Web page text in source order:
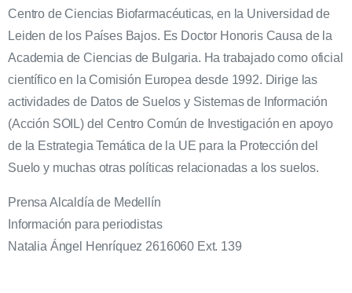
Centro de Ciencias Biofarmacéuticas, en la Universidad de
Leiden de los Países Bajos. Es Doctor Honoris Causa de la
Academia de Ciencias de Bulgaria. Ha trabajado como oficial
científico en la Comisión Europea desde 1992. Dirige las
actividades de Datos de Suelos y Sistemas de Información
(Acción SOIL) del Centro Común de Investigación en apoyo
de la Estrategia Temática de la UE para la Protección del
Suelo y muchas otras políticas relacionadas a los suelos.
Prensa Alcaldía de Medellín
Información para periodistas
Natalia Ángel Henríquez 2616060 Ext. 139